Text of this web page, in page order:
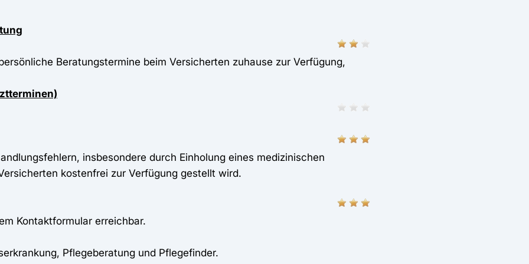
Beratungstermine beim Versicherten zuhause zur Verfügung,
insbesondere durch Einholung eines medizinischen
kostenfrei zur Verfügung gestellt wird.
Kontaktformular erreichbar.
Pflegeberatung und Pflegefinder.